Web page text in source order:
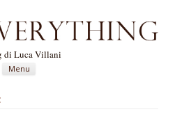
di Luca Villani
Menu